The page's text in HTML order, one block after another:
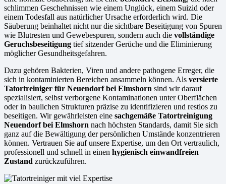
schlimmen Geschehnissen wie einem Unglück, einem Suizid oder
einem Todesfall aus natürlicher Ursache erforderlich wird. Die
Säuberung beinhaltet nicht nur die sichtbare Beseitigung von Spuren
wie Blutresten und Gewebespuren, sondern auch die vollständige
Geruchsbeseitigung tief sitzender Gerüche und die Eliminierung
möglicher Gesundheitsgefahren.
Dazu gehören Bakterien, Viren und andere pathogene Erreger, die
sich in kontaminierten Bereichen ansammeln können. Als versierte
Tatortreiniger für Neuendorf bei Elmshorn sind wir darauf
spezialisiert, selbst verborgene Kontaminationen unter Oberflächen
oder in baulichen Strukturen präzise zu identifizieren und restlos zu
beseitigen. Wir gewährleisten eine sachgemäße Tatortreinigung
Neuendorf bei Elmshorn nach höchsten Standards, damit Sie sich
ganz auf die Bewältigung der persönlichen Umstände konzentrieren
können. Vertrauen Sie auf unsere Expertise, um den Ort vertraulich,
professionell und schnell in einen hygienisch einwandfreien
Zustand zurückzuführen.